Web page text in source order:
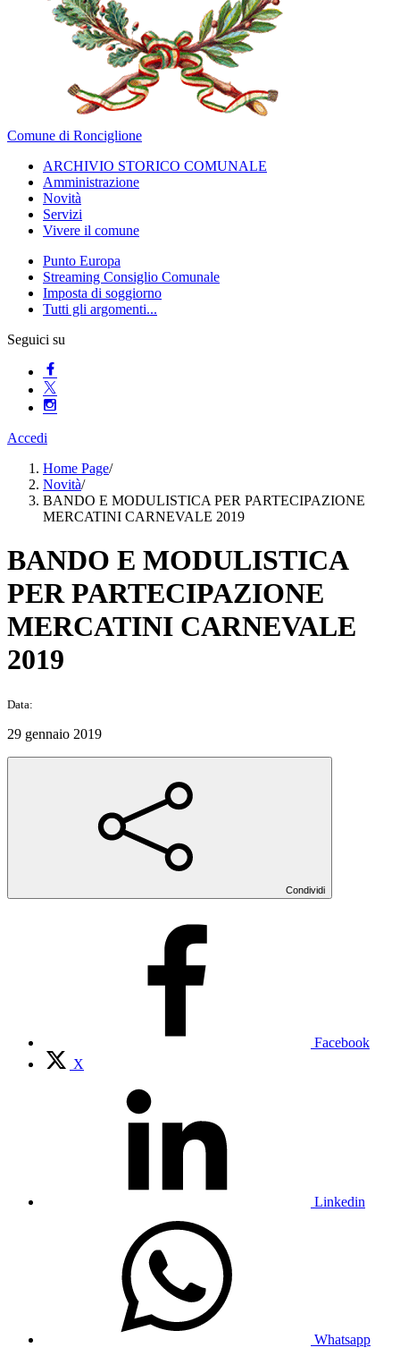
Comune di Ronciglione
ARCHIVIO STORICO COMUNALE
Amministrazione
Novità
Servizi
Vivere il comune
Punto Europa
Streaming Consiglio Comunale
Imposta di soggiorno
Tutti gli argomenti...
Seguici su
Accedi
Home Page/
Novità/
BANDO E MODULISTICA PER PARTECIPAZIONE
MERCATINI CARNEVALE 2019
BANDO E MODULISTICA
PER PARTECIPAZIONE
MERCATINI CARNEVALE
2019
Data:
29 gennaio 2019
Condividi
Facebook
X
Linkedin
Whatsapp